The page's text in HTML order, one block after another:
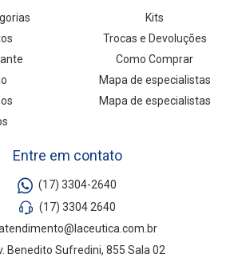
Kits
Trocas e Devoluções
Como Comprar
Mapa de especialistas
Mapa de especialistas
Entre em contato
(17) 3304-2640
(17) 3304 2640
Benedito Sufredini, 855 Sala 02